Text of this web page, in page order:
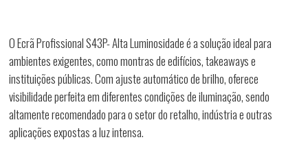
O Ecrã Profissional S43P- Alta Luminosidade é a solução ideal para
ambientes exigentes, como montras de edifícios, takeaways e
instituições públicas. Com ajuste automático de brilho, oferece
visibilidade perfeita em diferentes condições de iluminação, sendo
altamente recomendado para o setor do retalho, indústria e outras
aplicações expostas a luz intensa.